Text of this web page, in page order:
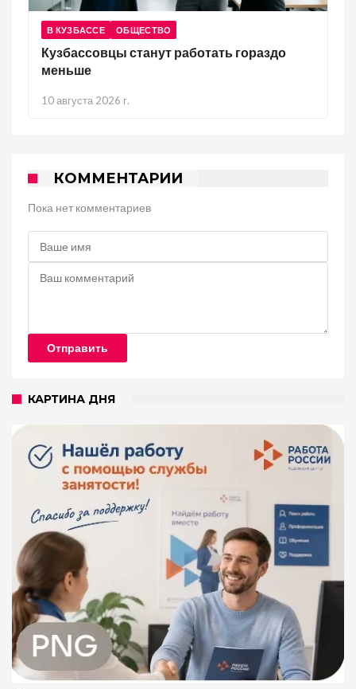
В КУЗБАССЕ ОБЩЕСТВО
Кузбассовцы станут работать гораздо
меньше
10 августа 2026 г.
КОММЕНТАРИИ
Пока нет комментариев
Отправить
КАРТИНА ДНЯ